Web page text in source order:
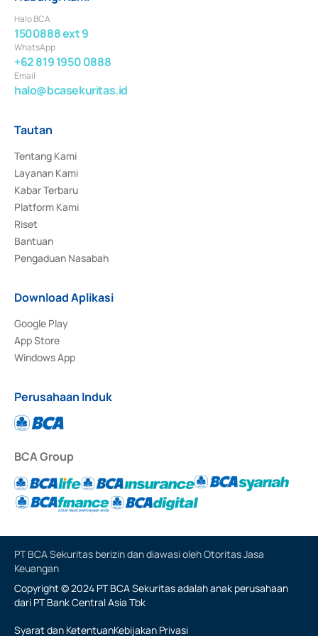
Halo BCA
1500888 ext 9
WhatsApp
+62 819 1950 0888
Email
halo@bcasekuritas.id
Tautan
Tentang Kami
Layanan Kami
Kabar Terbaru
Platform Kami
Riset
Bantuan
Pengaduan Nasabah
Download Aplikasi
Google Play
App Store
Windows App
Perusahaan Induk
BCA Group
PT BCA Sekuritas berizin dan diawasi oleh Otoritas Jasa
Keuangan
Copyright © 2024 PT BCA Sekuritas adalah anak perusahaan
dari PT Bank Central Asia Tbk
Syarat dan KetentuanKebijakan Privasi